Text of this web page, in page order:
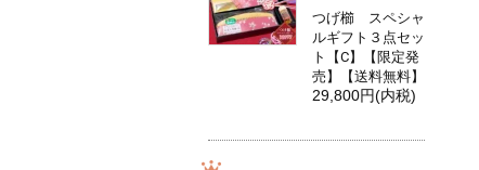
つげ櫛 スペシャ
ルギフト３点セッ
ト【C】【限定発
売】【送料無料】
29,800円(内税)